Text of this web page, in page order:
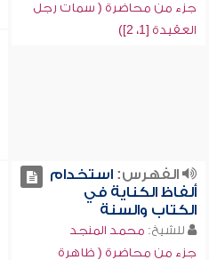
جزء من محاضرة ( سمات رجل
العقيدة [1، 2])
الفهرس:استخدام
ألفاظ الكناية في
الكتاب والسنة
للشيخ: محمد المنجد
جزء من محاضرة ( ظاهرة